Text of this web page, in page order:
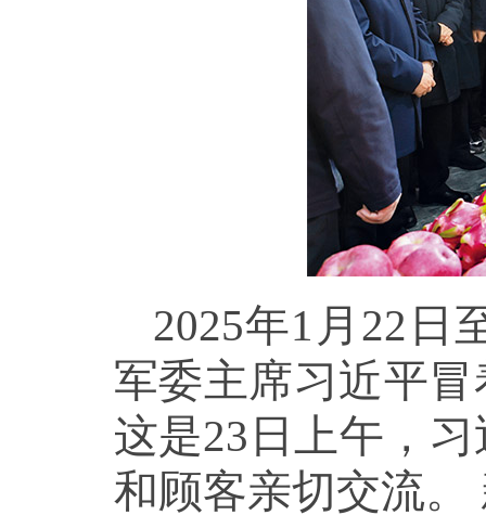
2025年1月22日
军委主席习近平
这是23日上午，
和顾客亲切交流。